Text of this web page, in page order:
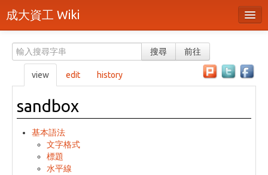
成大資工 Wiki
分類
隨機頁面
最近活動
上傳檔案
搜尋 前往
view edit history
sandbox
基本語法
文字格式
標題
水平線